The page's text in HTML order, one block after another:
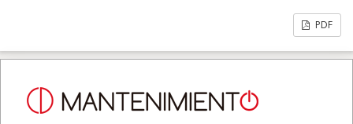
PDF